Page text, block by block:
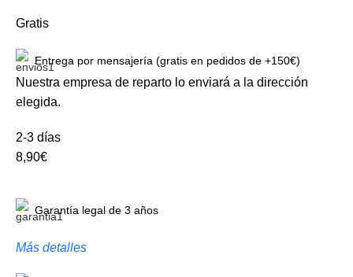
Gratis
Entrega por mensajería (gratis en pedidos de +150€)
Nuestra empresa de reparto lo enviará a la dirección
elegida.
2-3 días
8,90€
Garantía legal de 3 años
Más detalles